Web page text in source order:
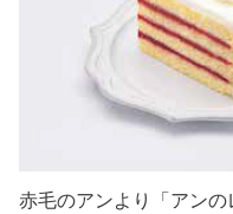
赤毛のアンより「アン